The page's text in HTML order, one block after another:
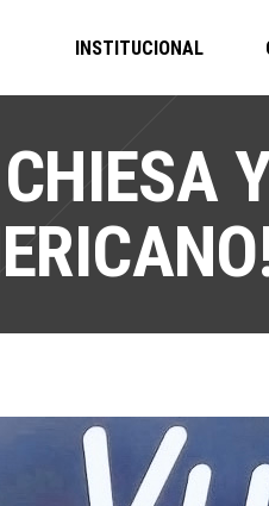
INSTITUCIONAL